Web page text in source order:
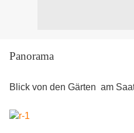
Panorama
Blick von den Gärten am